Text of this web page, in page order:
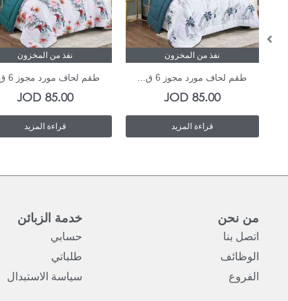
نفذ من المخزون
طقم لحاف مورد مجوز 6 ق...
85.00
JOD
قراءة المزيد
نفذ من المخزون
طقم لحاف مورد مجوز 6 ق...
85.00
JOD
قراءة المزيد
من نحن
اتصل بنا
الوظائف
الفروع
خدمة الزبائن
حسابي
طلباتي
سياسة الاستبدال